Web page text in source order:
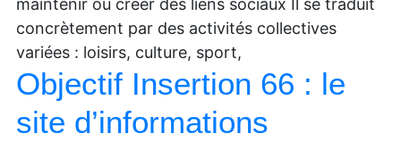
maintenir ou créer des liens sociaux Il se traduit
concrètement par des activités collectives
variées : loisirs, culture, sport,
Objectif Insertion 66 : le
site d’informations